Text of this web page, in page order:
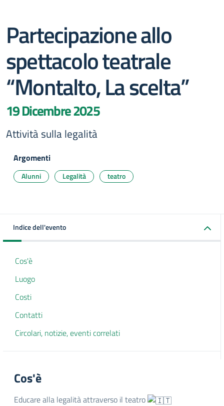
Partecipazione allo
spettacolo teatrale
“Montalto, La scelta”
19 Dicembre 2025
Attività sulla legalità
Argomenti
Alunni Legalità teatro
Indice dell'evento
Cos'è
Luogo
Costi
Contatti
Circolari, notizie, eventi correlati
Cos'è
Educare alla legalità attraverso il teatro